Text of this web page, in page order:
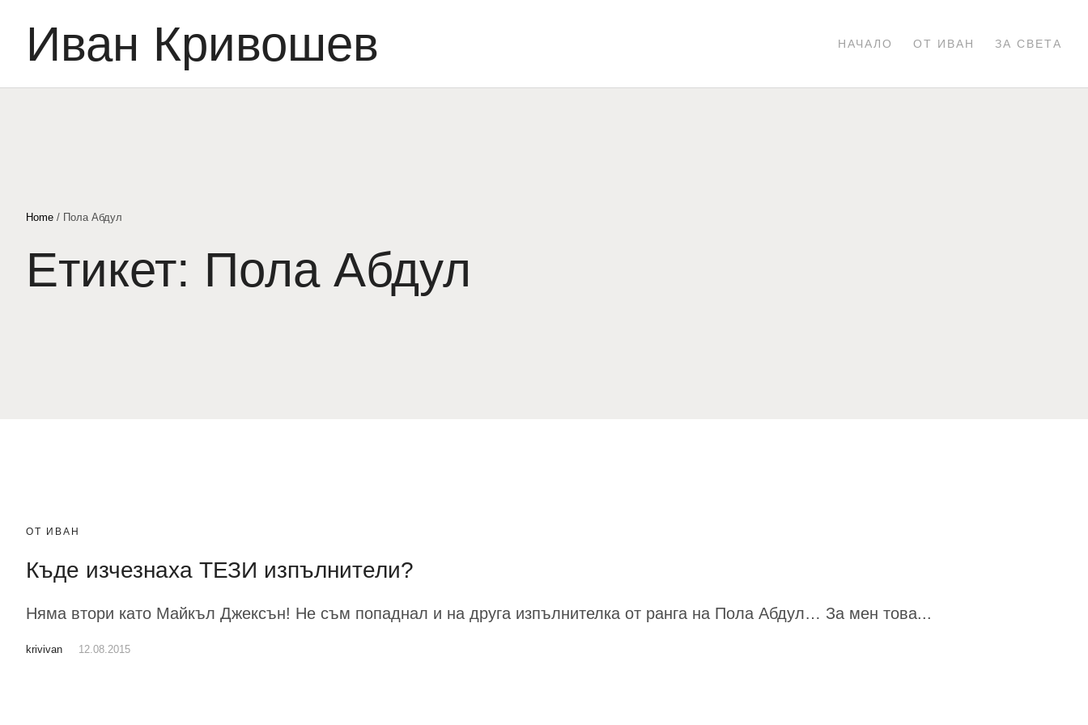
Иван Кривошев НАЧАЛО ОТ ИВАН ЗА СВЕТА
Home / Пола Абдул
Етикет: Пола Абдул
ОТ ИВАН
Къде изчезнаха ТЕЗИ изпълнители?
Няма втори като Майкъл Джексън! Не съм попаднал и на друга изпълнителка от ранга на Пола Абдул… За мен това...
krivivan 12.08.2015